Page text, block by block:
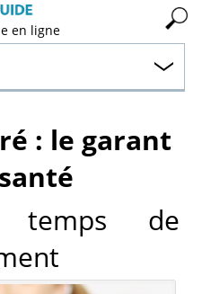
en ligne
: le garant
temps de